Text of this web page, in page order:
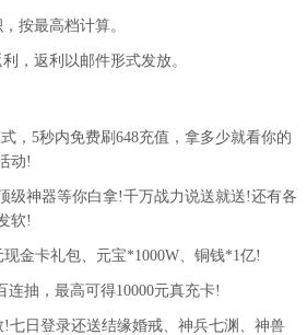
按最高档计算。
，返利以邮件形式发放。
，5秒内免费刷648充值，拿多少就看你的
动!
级神器等你白拿!千万战力说送就送!还有各
软!
金卡礼包、元宝*1000W、铜钱*1亿!
连抽，最高可得10000元真充卡!
日登录还送结缘婚戒、神兵七渊、神兽